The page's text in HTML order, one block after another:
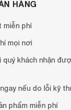
HÀNG
miễn phí
mọi nơi
quý khách nhận
nếu do lỗi kỹ
phẩm miễn phí